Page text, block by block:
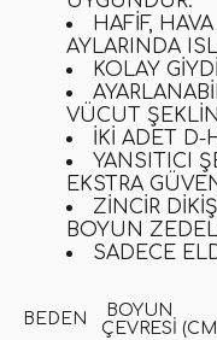
HAFIF,
AYLARINDA
KOLAY
VÜCUT
İKI ADET D-
YANSITICI
EKSTRA
ZINCIR
BOYUN
SADECE
BEDEN
BOYUN
ÇEVRESI